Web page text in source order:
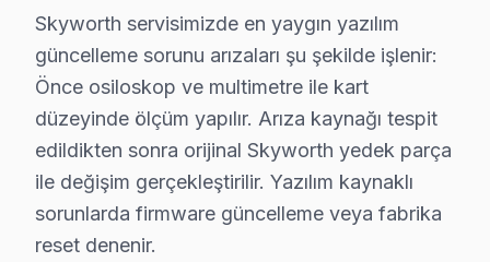
• Beşiktaş'de ücretsiz arıza teşhisi (tamir yapılırsa)
• Beşiktaş servisimizde parça ve işçilik fiyatları ayrı
• Beşiktaş'de kapıda nakit veya kredi kartı ile ödeme
• Taksit seçeneği mevcuttur
Not: Beşiktaş'de nihai fiyat, arıza teşhisinden sonra
Beşiktaş'da Skyworth Servis Güvencesi –
Skyworth servisimizde en yaygın yazılım
güncelleme sorunu arızaları şu şekilde işlenir:
Önce osiloskop ve multimetre ile kart
düzeyinde ölçüm yapılır. Arıza kaynağı tespit
edildikten sonra orijinal Skyworth yedek parça
ile değişim gerçekleştirilir. Yazılım kaynaklı
sorunlarda firmware güncelleme veya fabrika
reset denenir.